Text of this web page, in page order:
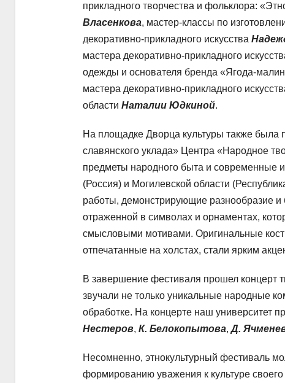
прикладного творчества и фольклора:
Власенкова, мастер-классы по
декоративно-прикладного искусства
мастера декоративно-прикладного
одежды и основателя бренда «Ягода-
мастера декоративно-прикладного
области Наталии Юдкиной.
На площадке Дворца культуры также была
славянского уклада» Центра «Народное
предметы народного быта и современные
(Россия) и Могилевской области
работы, демонстрирующие разнообразие и
отраженной в символах и орнаментах,
смысловыми мотивами. Оригинальные
отпечатанные на холстах, стали ярким
В завершение фестиваля прошел концерт
звучали не только уникальные народные
обработке. На концерте наш университет
Нестеров, К. Белокопытова,Д.
Несомненно, этнокультурный фестиваль
формированию уважения к культуре